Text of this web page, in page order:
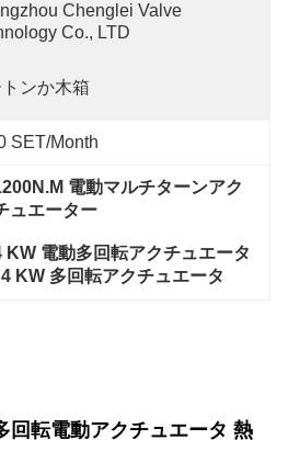
Chenglei Valve
Co., LTD
ンか木箱
SET/Month
電動マルチターンアク
ュエーター
KW 電動多回転アクチュエータ
4 KW 多回転アクチュエータ
回転電動アクチュエータ 熱